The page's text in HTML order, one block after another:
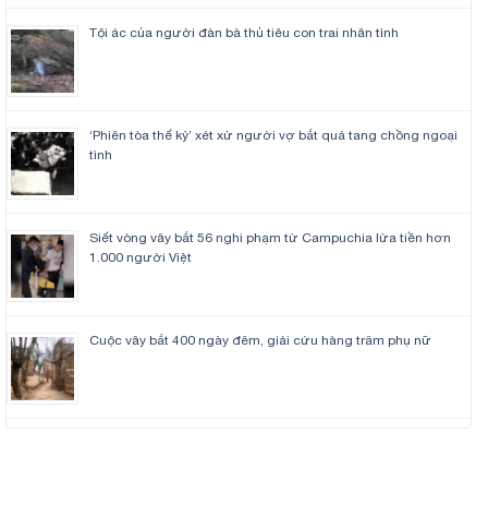
Tội ác của người đàn bà thủ tiêu con trai nhân tình
‘Phiên tòa thế kỷ’ xét xử người vợ bắt quả tang chồng ngoại
tình
Siết vòng vây bắt 56 nghi phạm từ Campuchia lừa tiền hơn
1.000 người Việt
Cuộc vây bắt 400 ngày đêm, giải cứu hàng trăm phụ nữ